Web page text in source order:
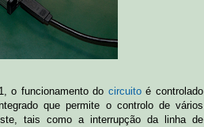
o funcionamento do circuitoé controlado
que permite o controlo de vários
tais como a interrupção da linha de